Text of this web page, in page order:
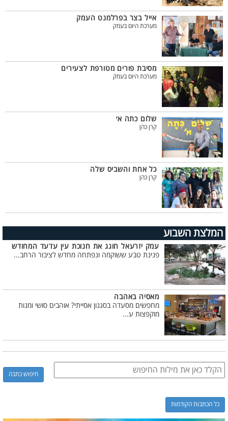
אייל בצר בפרלמנט העמק
מערכת היום בעמק
מסיבת פורים מטורפת לצעירים
מערכת היום בעמק
שלום כתה א׳
קרן כהן
כל אחת והשביס שלה
קרן כהן
המלצת השבוע
עמק יזרעאל חוגג את חנוכת עין עדעד המחודש
פנינת טבע ששוקמה ונפתחה מחדש לציבור הרחב...
מאסיה באהבה
מחפשים מסעדה בסגנון אסייתי? אוהבים סושי ומנות
מוקפצות ע...
כל הכתבות הקודמות